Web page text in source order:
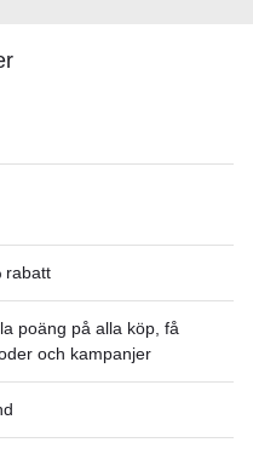
rabatt
poäng på alla köp, få
och kampanjer